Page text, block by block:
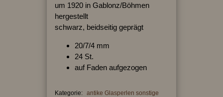
um 1920 in Gablonz/Böhmen
hergestellt
schwarz, beidseitig geprägt
20/7/4 mm
24 St.
auf Faden aufgezogen
Kategorie: antike Glasperlen sonstige